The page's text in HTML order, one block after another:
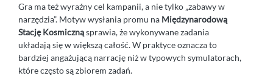
Gra ma też wyraźny cel kampanii, a nie tylko „zabawy w
narzędzia”. Motyw wysłania promu na Międzynarodową
Stację Kosmicznąsprawia, że wykonywane zadania
układają się w większą całość. W praktyce oznacza to
bardziej angażującą narrację niż w typowych symulatorach,
które często są zbiorem zadań.